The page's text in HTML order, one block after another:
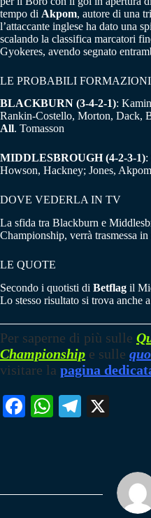
tempo di Akpom, autore di una
l’attaccante inglese ha dato una
scalando la classifica marcatori
Gyokeres, avendo segnato
LE PROBABILI FORMAZIONI
BLACKBURN (3-4-2-1):
Rankin-Costello, Morton, Dack,
All. Tomasson
MIDDLESBROUGH (4-2-3-1):
Howson, Hackney; Jones,
DOVE VEDERLA IN TV
La sfida tra Blackburn e
Championship, verrà trasmessa in
LE QUOTE
Secondo i quotisti di Betflag il
Lo stesso risultato si trova anche
Per saperne di più sulle
Championship e sulle
visitare la pagina
Fa W
pp
Te
m